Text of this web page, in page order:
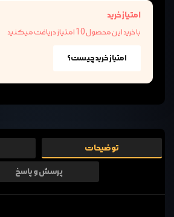
امتیاز خرید
با خرید این محصول 10 امتیاز دریافت میکنید
امتیاز خرید چیست؟
توضیحات
پرسش و پاسخ